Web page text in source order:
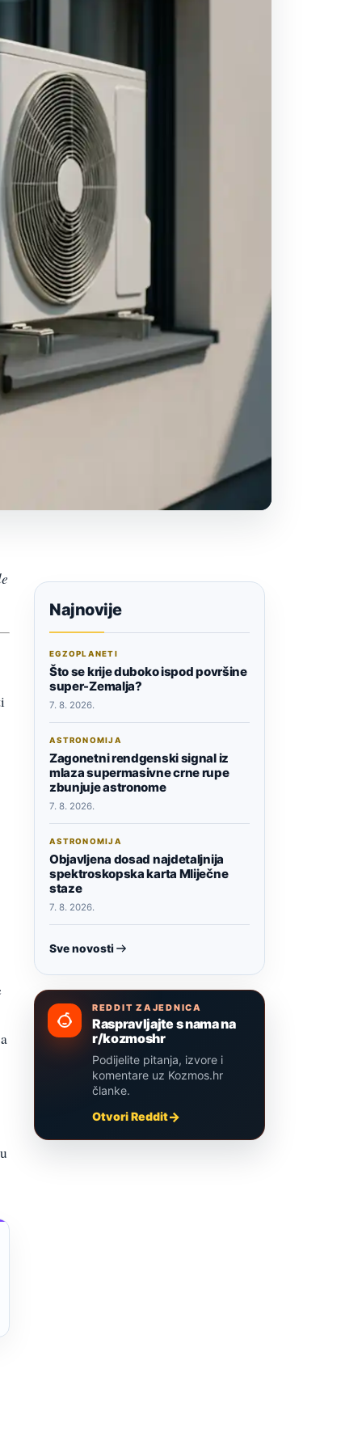
Najnovije
EGZOPLANETI
Što se krije duboko ispod površine
super-Zemalja?
7. 8. 2026.
ASTRONOMIJA
Zagonetni rendgenski signal iz
mlaza supermasivne crne rupe
zbunjuje astronome
7. 8. 2026.
ASTRONOMIJA
Objavljena dosad najdetaljnija
spektroskopska karta Mliječne
staze
7. 8. 2026.
Sve novosti
REDDIT ZAJEDNICA
Raspravljajte s nama na
r/kozmoshr
Podijelite pitanja, izvore i
komentare uz Kozmos.hr
članke.
Otvori Reddit